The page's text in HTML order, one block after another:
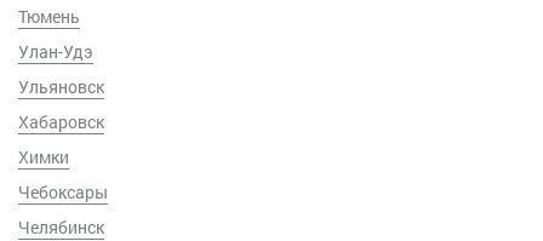
Тюмень
Улан-Удэ
Ульяновск
Хабаровск
Химки
Чебоксары
Челябинск